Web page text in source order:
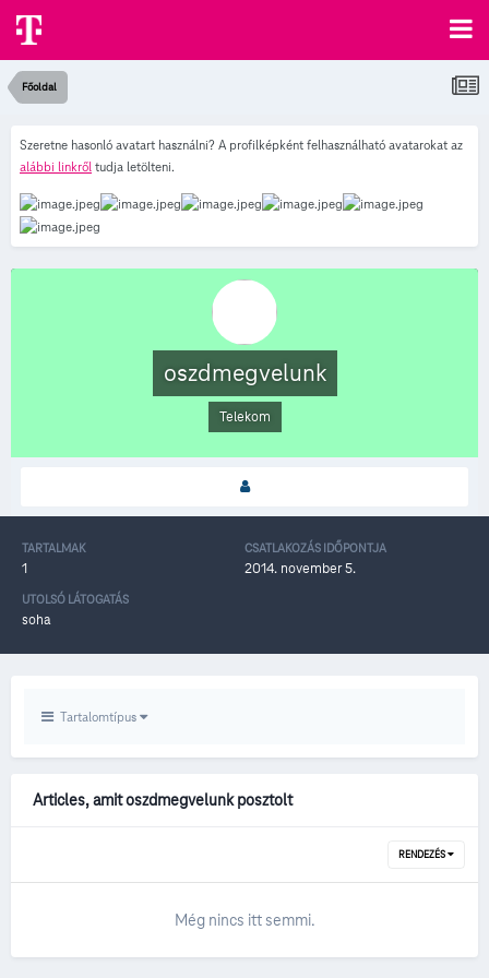
Főoldal
Szeretne hasonló avatart használni? A profilképként felhasználható avatarokat az
alábbi linkről tudja letölteni.
oszdmegvelunk
Telekom
TARTALMAK
1
CSATLAKOZÁS IDŐPONTJA
2014. november 5.
UTOLSÓ LÁTOGATÁS
soha
Tartalomtípus
Articles, amit oszdmegvelunk posztolt
RENDEZÉS
Még nincs itt semmi.